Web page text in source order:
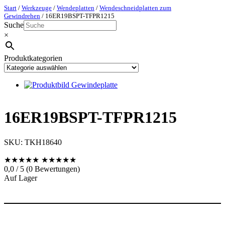
Start / Werkzeuge / Wendeplatten / Wendeschneidplatten zum
Gewindrehen / 16ER19BSPT-TFPR1215
Suche
×
Produktkategorien
16ER19BSPT-TFPR1215
SKU: TKH18640
★★★★★ ★★★★★
0,0 / 5 (0 Bewertungen)
Auf Lager